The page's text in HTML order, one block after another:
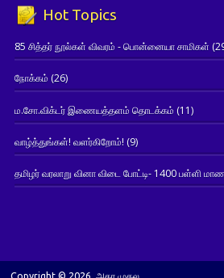
Hot Topics
85 சித்தர் நூல்கள் விவரம் - பொன்னையா சாமிகள்
நோக்கம் (26)
ம.சோ.விக்டர் இணையத்தளம் தொடக்கம் (11)
வாழ்த்துங்கள்! வளர்கிறோம்! (9)
தமிழர் வரலாறு வினா விடை போட்டி- 1400 பள்ளி
Copyright © 2026. அகர முதல